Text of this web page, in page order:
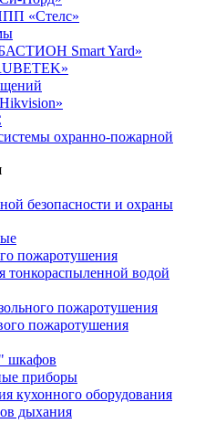
«Стелс»
Smart Yard»
охранно-пожарной
безопасности и охраны
пожаротушения
водой
пожаротушения
пожаротушения
шкафов
приборы
кухонного оборудования
дыхания